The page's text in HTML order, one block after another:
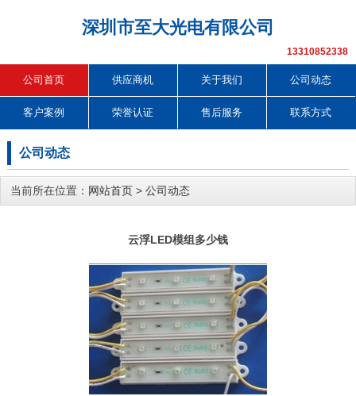
深圳市至大光电有限公司
13310852338
公司首页 供应商机 关于我们 公司动态
客户案例 荣誉认证 售后服务 联系方式
公司动态
当前所在位置： 网站首页 > 公司动态
云浮LED模组多少钱